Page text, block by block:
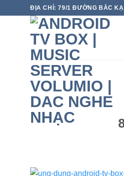
đến
ĐỊA CHỈ: 79/1 ĐƯỜNG BẮC